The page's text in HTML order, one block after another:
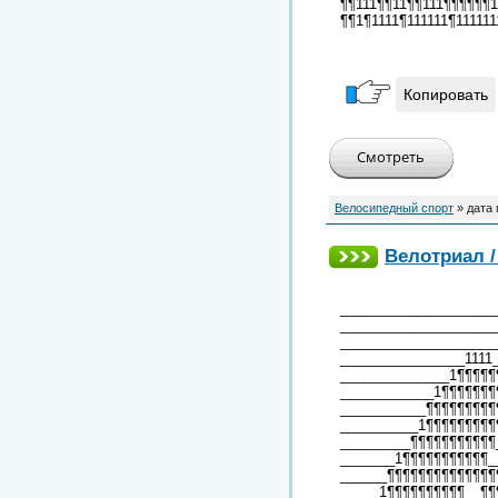
Копировать
Велосипедный спорт » дата
Велотриал